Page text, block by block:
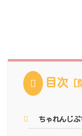
目次
ちゃれんじ